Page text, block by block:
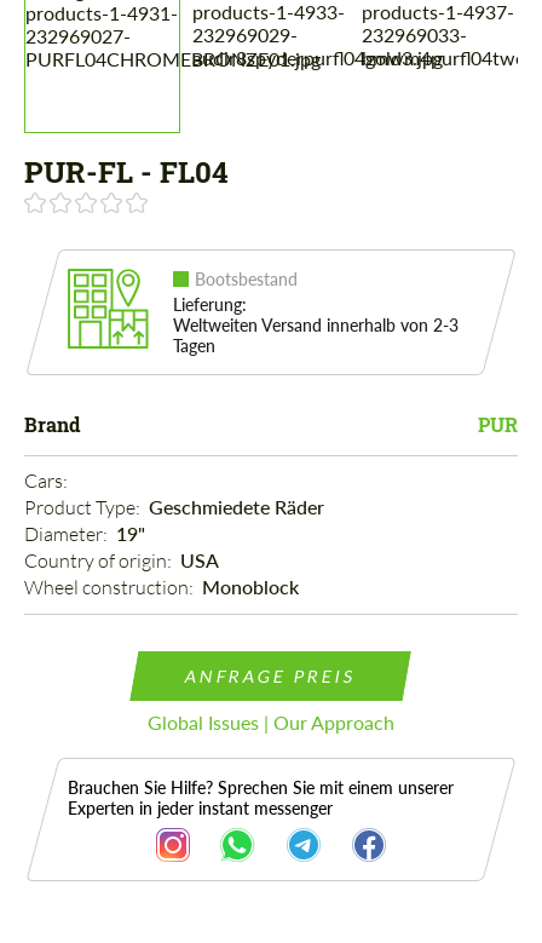
PUR-FL - FL04
Bootsbestand
Lieferung:
Weltweiten Versand innerhalb von 2-3
Tagen
Brand PUR
Cars:
Product Type: Geschmiedete Räder
Diameter: 19"
Country of origin: USA
Wheel construction: Monoblock
ANFRAGE PREIS
Global Issues | Our Approach
Brauchen Sie Hilfe? Sprechen Sie mit einem unserer
Experten in jeder instant messenger